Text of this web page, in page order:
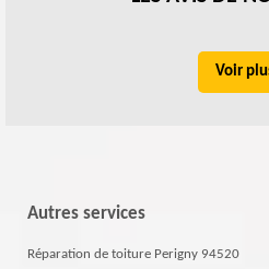
Voir
Autres services
Réparation de toiture Perigny 94520